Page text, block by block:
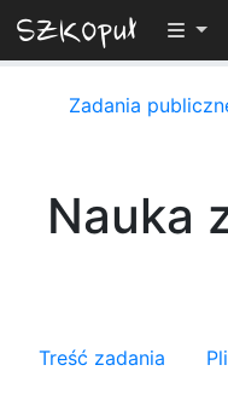
Zadania
Nauka
Treść zadania